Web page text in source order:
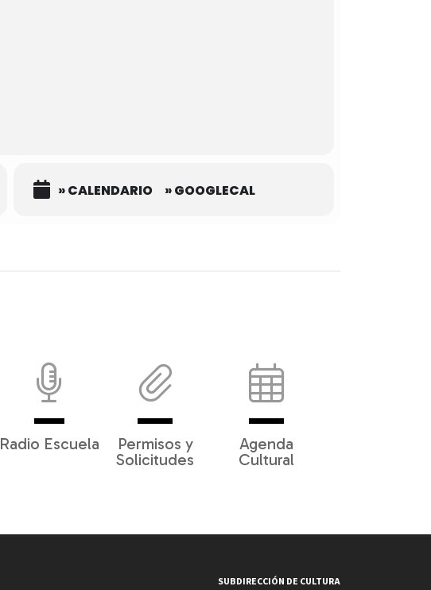
» CALENDARIO » GOOGLECAL
Radio Escuela
Permisos y
Solicitudes
Agenda
Cultural
SUBDIRECCIÓN DE CULTURA